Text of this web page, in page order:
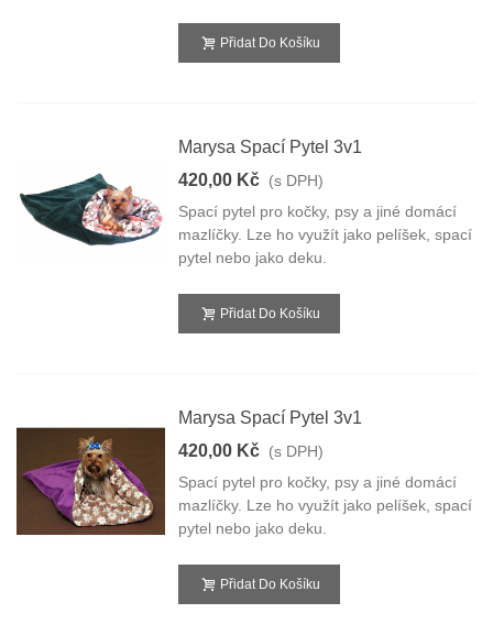
Přidat Do Košíku
Marysa Spací Pytel 3v1
420,00 Kč (s DPH)
Spací pytel pro kočky, psy a jiné domácí
mazlíčky. Lze ho využít jako pelíšek, spací
pytel nebo jako deku.
Přidat Do Košíku
Marysa Spací Pytel 3v1
420,00 Kč (s DPH)
Spací pytel pro kočky, psy a jiné domácí
mazlíčky. Lze ho využít jako pelíšek, spací
pytel nebo jako deku.
Přidat Do Košíku